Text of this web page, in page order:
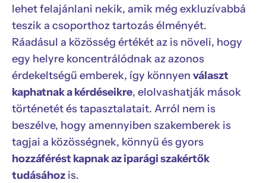
lehet felajánlani nekik, amik még exkluzívabbá
teszik a csoporthoz tartozás élményét.
Ráadásul a közösség értékét az is növeli, hogy
egy helyre koncentrálódnak az azonos
érdekeltségű emberek, így könnyen választ
kaphatnak a kérdéseikre, elolvashatják mások
történetét és tapasztalatait. Arról nem is
beszélve, hogy amennyiben szakemberek is
tagjai a közösségnek, könnyű és gyors
hozzáférést kapnak az iparági szakértők
tudásához is.